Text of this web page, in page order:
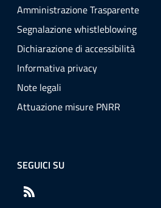
Amministrazione Trasparente
Segnalazione whistleblowing
Dichiarazione di accessibilità
Informativa privacy
Note legali
Attuazione misure PNRR
SEGUICI SU